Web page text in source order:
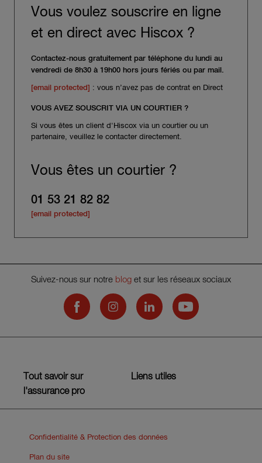
Tout savoir sur
l'assurance pro
Liens utiles
Vous voulez souscrire en ligne
et en direct avec Hiscox ?
Contactez-nous gratuitement par téléphone du lundi au
vendredi de 8h30 à 19h00 hors jours fériés ou par mail.
[email protected] : vous n’avez pas de contrat en Direct
VOUS AVEZ SOUSCRIT VIA UN COURTIER ?
Si vous êtes un client d'Hiscox via un courtier ou un
partenaire, veuillez le contacter directement.
Vous êtes un courtier ?
01 53 21 82 82
[email protected]
Suivez-nous sur notre blog et sur les réseaux sociaux
Hiscox on Facebook
Hiscox on Instagram
Hiscox on LinkedInHiscox on YouTube
Confidentialité & Protection des données
Plan du site